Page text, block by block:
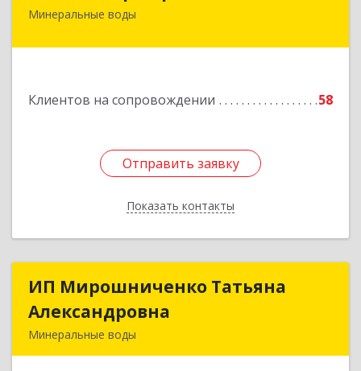
Минеральные воды
Клиентов на сопровождении 58
Отправить заявку
Показать контакты
357202, Ставропольский край, Минеральные
Отправить заявку
Назад
ИП Мирошниченко Татьяна
Александровна
Минеральные воды
ИП Мирошниченко Татьяна